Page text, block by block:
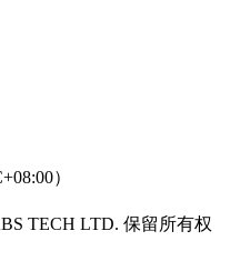
）
TECH LTD. 保留所有权